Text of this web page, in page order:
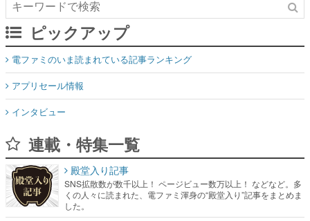
ピックアップ
電ファミのいま読まれている記事ランキング
アプリセール情報
インタビュー
連載・特集一覧
殿堂入り記事
SNS拡散数が数千以上！ ページビュー数万以上！ などなど。多
くの人々に読まれた、電ファミ渾身の“殿堂入り”記事をまとめま
した。